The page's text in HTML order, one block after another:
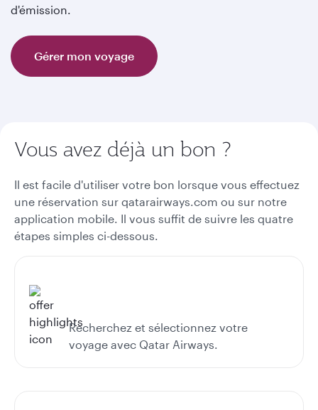
d'émission.
Gérer mon voyage
Vous avez déjà un bon ?
Il est facile d'utiliser votre bon lorsque vous effectuez
une réservation sur qatarairways.com ou sur notre
application mobile. Il vous suffit de suivre les quatre
étapes simples ci-dessous.
Recherchez et sélectionnez votre
voyage avec Qatar Airways.